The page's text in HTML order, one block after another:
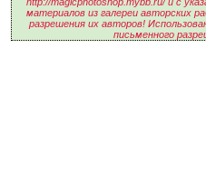
материалов из галереи авторских
разрешения их авторов!
письменного